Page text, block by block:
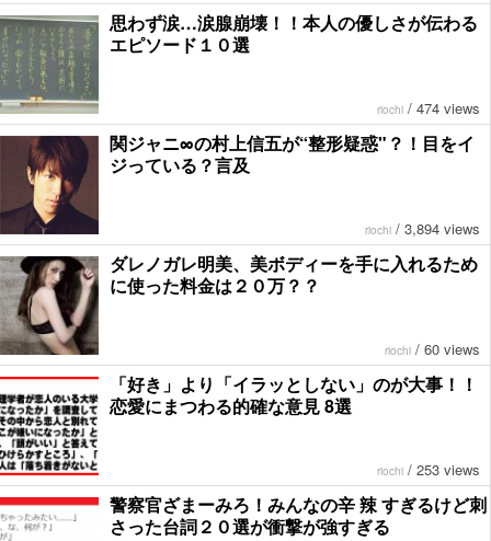
思わず涙…涙腺崩壊！！本人の優しさが伝わる
エピソード１０選
riochi / 474 views
関ジャニ∞の村上信五が“整形疑惑"？！目をイ
ジっている？言及
riochi / 3,894 views
ダレノガレ明美、美ボディーを手に入れるため
に使った料金は２０万？？
riochi / 60 views
「好き」より「イラッとしない」のが大事！！
恋愛にまつわる的確な意見 8選
riochi / 253 views
警察官ざまーみろ！みんなの辛 辣 すぎるけど刺
さった台詞２０選が衝撃が強すぎる